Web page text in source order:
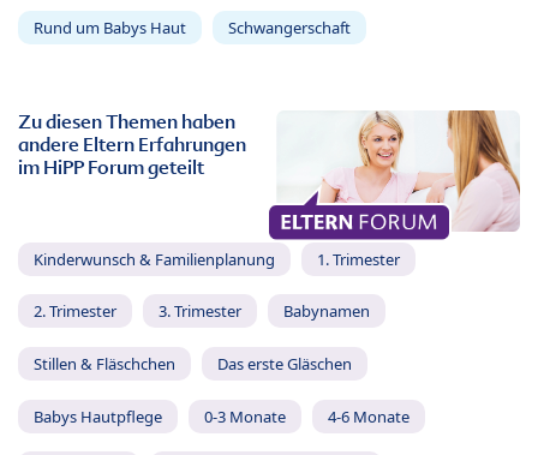
Rund um Babys Haut Schwangerschaft
Zu diesen Themen haben
andere Eltern Erfahrungen
im HiPP Forum geteilt
Kinderwunsch & Familienplanung 1. Trimester
2. Trimester 3. Trimester Babynamen
Stillen & Fläschchen Das erste Gläschen
Babys Hautpflege 0-3 Monate 4-6 Monate